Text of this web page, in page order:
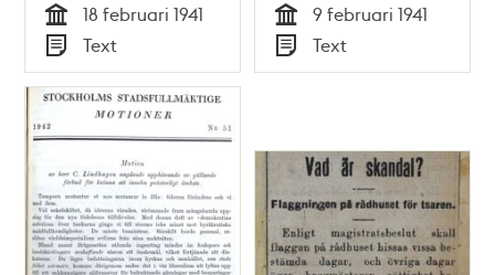
Tid
18 februari 1941
Typ
Text Tid
9 februari 1941
Typ
Text